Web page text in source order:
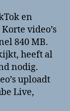
en
video’s
840 MB.
heeft al
nodig.
uploadt
Live,